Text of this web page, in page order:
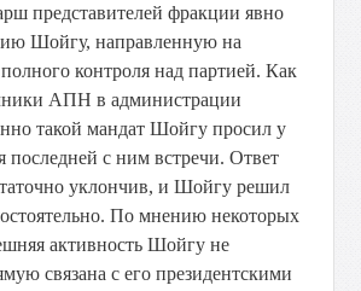
представителей фракции явно
Шойгу, направленную на
контроля над партией. Как
АПН в администрации
такой мандат Шойгу просил у
последней с ним встречи. Ответ
уклончив, и Шойгу решил
По мнению некоторых
активность Шойгу не
связана с его президентскими